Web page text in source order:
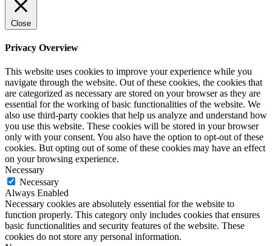
Close
Privacy Overview
This website uses cookies to improve your experience while you
navigate through the website. Out of these cookies, the cookies that
are categorized as necessary are stored on your browser as they are
essential for the working of basic functionalities of the website. We
also use third-party cookies that help us analyze and understand how
you use this website. These cookies will be stored in your browser
only with your consent. You also have the option to opt-out of these
cookies. But opting out of some of these cookies may have an effect
on your browsing experience.
Necessary
Necessary
Always Enabled
Necessary cookies are absolutely essential for the website to
function properly. This category only includes cookies that ensures
basic functionalities and security features of the website. These
cookies do not store any personal information.